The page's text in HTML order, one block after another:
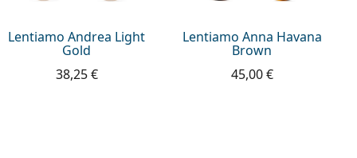
Lentiamo Andrea Light
Gold
38,25 €
Lentiamo Anna Havana
Brown
45,00 €